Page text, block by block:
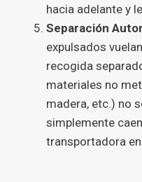
hacia adelante y
Separación
expulsados
recogida
materiales no
madera, etc.) no
simplemente
transportadora